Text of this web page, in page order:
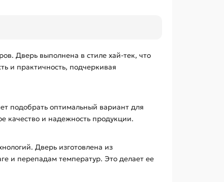
Дверь выполнена в стиле хай-тек, что
и практичность, подчеркивая
подобрать оптимальный вариант для
качество и надежность продукции.
Дверь изготовлена из
и перепадам температур. Это делает ее